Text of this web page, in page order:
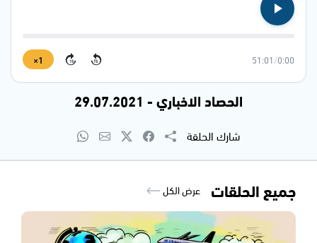
0:00
/
51:01
15
15
1×
الحصاد الاخباري - 29.07.2021
شارك الحلقة
جميع الحلقات عرض الكل